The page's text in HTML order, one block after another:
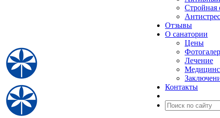
Стройная
Отзывы
О санатории
Цены
Лечение
Контакты